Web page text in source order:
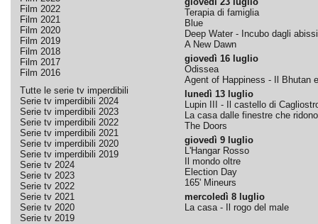
Film 2022
Film 2021
Film 2020
Film 2019
Film 2018
Film 2017
Film 2016
Tutte le serie tv imperdibili
Serie tv imperdibili 2024
Serie tv imperdibili 2023
Serie tv imperdibili 2022
Serie tv imperdibili 2021
Serie tv imperdibili 2020
Serie tv imperdibili 2019
Serie tv 2024
Serie tv 2023
Serie tv 2022
Serie tv 2021
Serie tv 2020
Serie tv 2019
Terapia di famiglia
Blue
Deep Water - Incubo dagli abissi
A New Dawn
giovedì 16 luglio
Odissea
Agent of Happiness - Il Bhutan
lunedì 13 luglio
Lupin III - Il castello di
La casa dalle finestre che ridono
The Doors
giovedì 9 luglio
L'Hangar Rosso
Il mondo oltre
Election Day
165' Mineurs
mercoledì 8 luglio
La casa - Il rogo del male